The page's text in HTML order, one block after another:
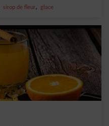
sirop de fleur, glace